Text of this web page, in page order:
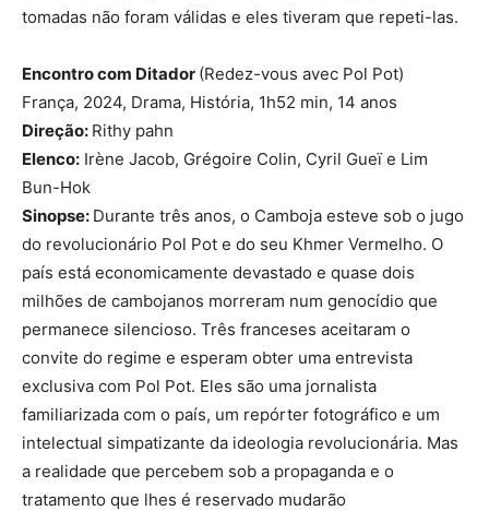
tomadas não foram válidas e eles tiveram que repeti-las.
Encontro com Ditador (Redez-vous avec Pol Pot)
França, 2024, Drama, História, 1h52 min, 14 anos
Direção: Rithy pahn
Elenco: Irène Jacob, Grégoire Colin, Cyril Gueï e Lim
Bun-Hok
Sinopse: Durante três anos, o Camboja esteve sob o jugo
do revolucionário Pol Pot e do seu Khmer Vermelho. O
país está economicamente devastado e quase dois
milhões de cambojanos morreram num genocídio que
permanece silencioso. Três franceses aceitaram o
convite do regime e esperam obter uma entrevista
exclusiva com Pol Pot. Eles são uma jornalista
familiarizada com o país, um repórter fotográfico e um
intelectual simpatizante da ideologia revolucionária. Mas
a realidade que percebem sob a propaganda e o
tratamento que lhes é reservado mudarão